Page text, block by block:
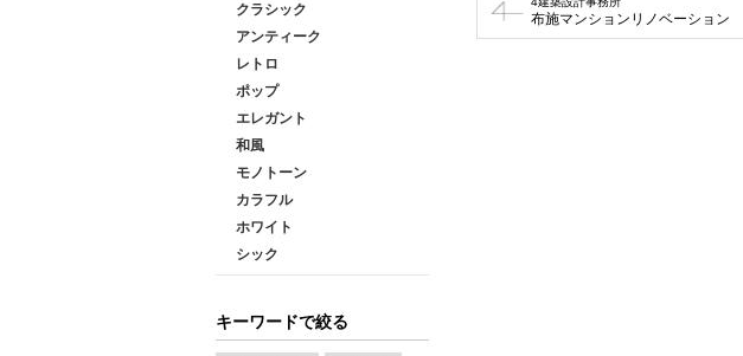
クラシック
アンティーク
レトロ
ポップ
エレガント
和風
モノトーン
カラフル
ホワイト
シック
キーワードで絞る
布施マンションリノベーション